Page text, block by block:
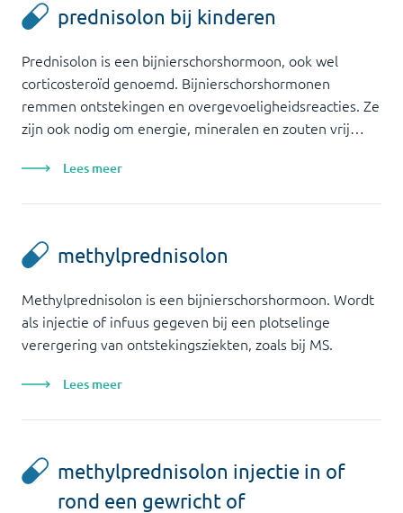
prednisolon bij kinderen
Prednisolon is een bijnierschorshormoon, ook wel
corticosteroïd genoemd. Bijnierschorshormonen
remmen ontstekingen en overgevoeligheidsreacties. Ze
zijn ook nodig om energie, mineralen en zouten vrij…
Lees meer
methylprednisolon
Methylprednisolon is een bijnierschorshormoon. Wordt
als injectie of infuus gegeven bij een plotselinge
verergering van ontstekingsziekten, zoals bij MS.
Lees meer
methylprednisolon injectie in of
rond een gewricht of